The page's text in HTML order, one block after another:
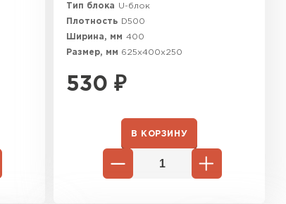
Тип блока
U-блок
Плотность
D500
Ширина, мм 400
Размер, мм 625х400х250
530 ₽
В КОРЗИНУ